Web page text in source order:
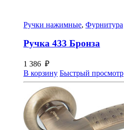
Ручки нажимные, Фурнитура
Ручка 433 Бронза
1 386 ₽
В корзину Быстрый просмотр